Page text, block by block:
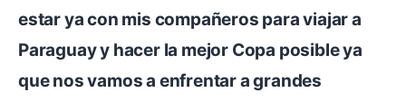
estar ya con mis compañeros para viajar a
Paraguay y hacer la mejor Copa posible ya
que nos vamos a enfrentar a grandes